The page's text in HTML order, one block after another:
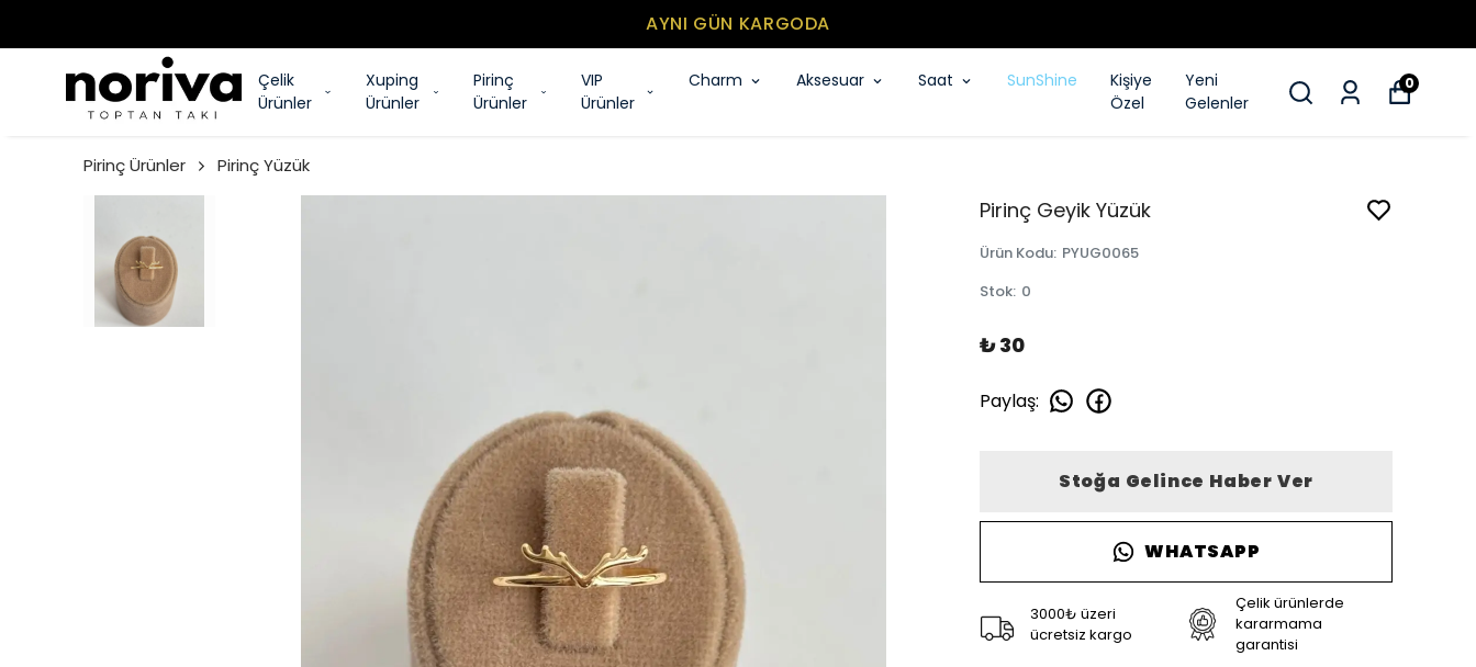
AYNI GÜN KARGODA
Çelik
Ürünler
Xuping
Ürünler
Pirinç
Ürünler
VIP
Ürünler
Charm Aksesuar Saat SunShine
Kişiye
Özel
Yeni
Gelenler
0
Pirinç Ürünler Pirinç Yüzük
Pirinç Geyik Yüzük
Ürün Kodu: PYUG0065
Stok: 0
₺ 30
Paylaş:
Stoğa Gelince Haber Ver
WHATSAPP
3000₺ üzeri
ücretsiz kargo
Çelik ürünlerde
kararmama
garantisi